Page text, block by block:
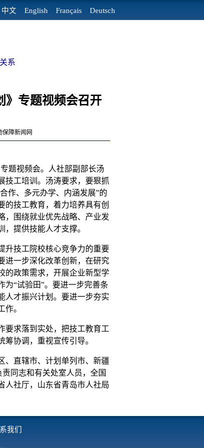
中文 English Français Deutsch
系
》专题视频会召开
保障新闻网
题视频会。人社部副部长汤
技工培训。汤涛要求，要狠抓
作、多元办学、内涵发展”的
的技工教育，着力培养具有创
，围绕就业优先战略、产业发
提供技能人才支撑。
升技工院校核心竞争力的重要
进一步深化改革创新，在研究
的政策需求，开展企业新型学
为“试验田”。要进一步完善条
人才振兴计划。要进一步夯实
。
求落到实处，把技工教育工
协调，重视宣传引导。
直辖市、计划单列市、新疆
同志和有关处室人员，全国
人社厅，山东省青岛市人社局
我们